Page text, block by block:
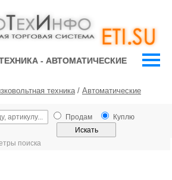
- АВТОМАТИЧЕСКИЕ
техника/ Автоматические
Продам Куплю
поиска